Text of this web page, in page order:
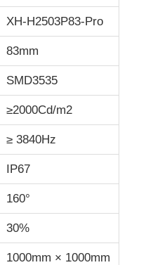
XH-H2503P83-Pro
83mm
SMD3535
≥2000Cd/m2
≥ 3840Hz
IP67
160°
30%
1000mm × 1000mm